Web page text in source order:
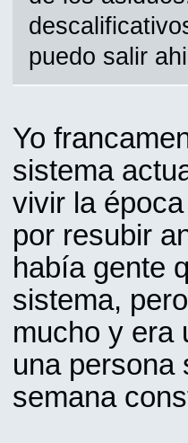
puedo salir
Yo
sistema
vivir la
por resubir
había gente
sistema,
mucho y era
una persona
semana